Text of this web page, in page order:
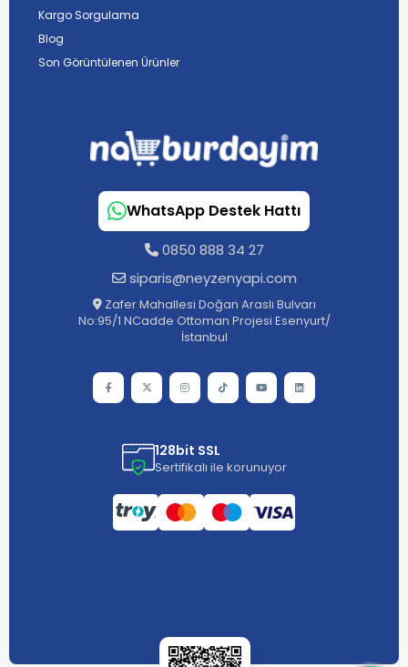
Kargo Sorgulama
Blog
Son Görüntülenen Ürünler
WhatsApp Destek Hattı
0850 888 34 27
siparis@neyzenyapi.com
Zafer Mahallesi Doğan Araslı Bulvarı
No:95/1 NCadde Ottoman Projesi Esenyurt/
İstanbul
128bit SSL
Sertifikalı ile korunuyor